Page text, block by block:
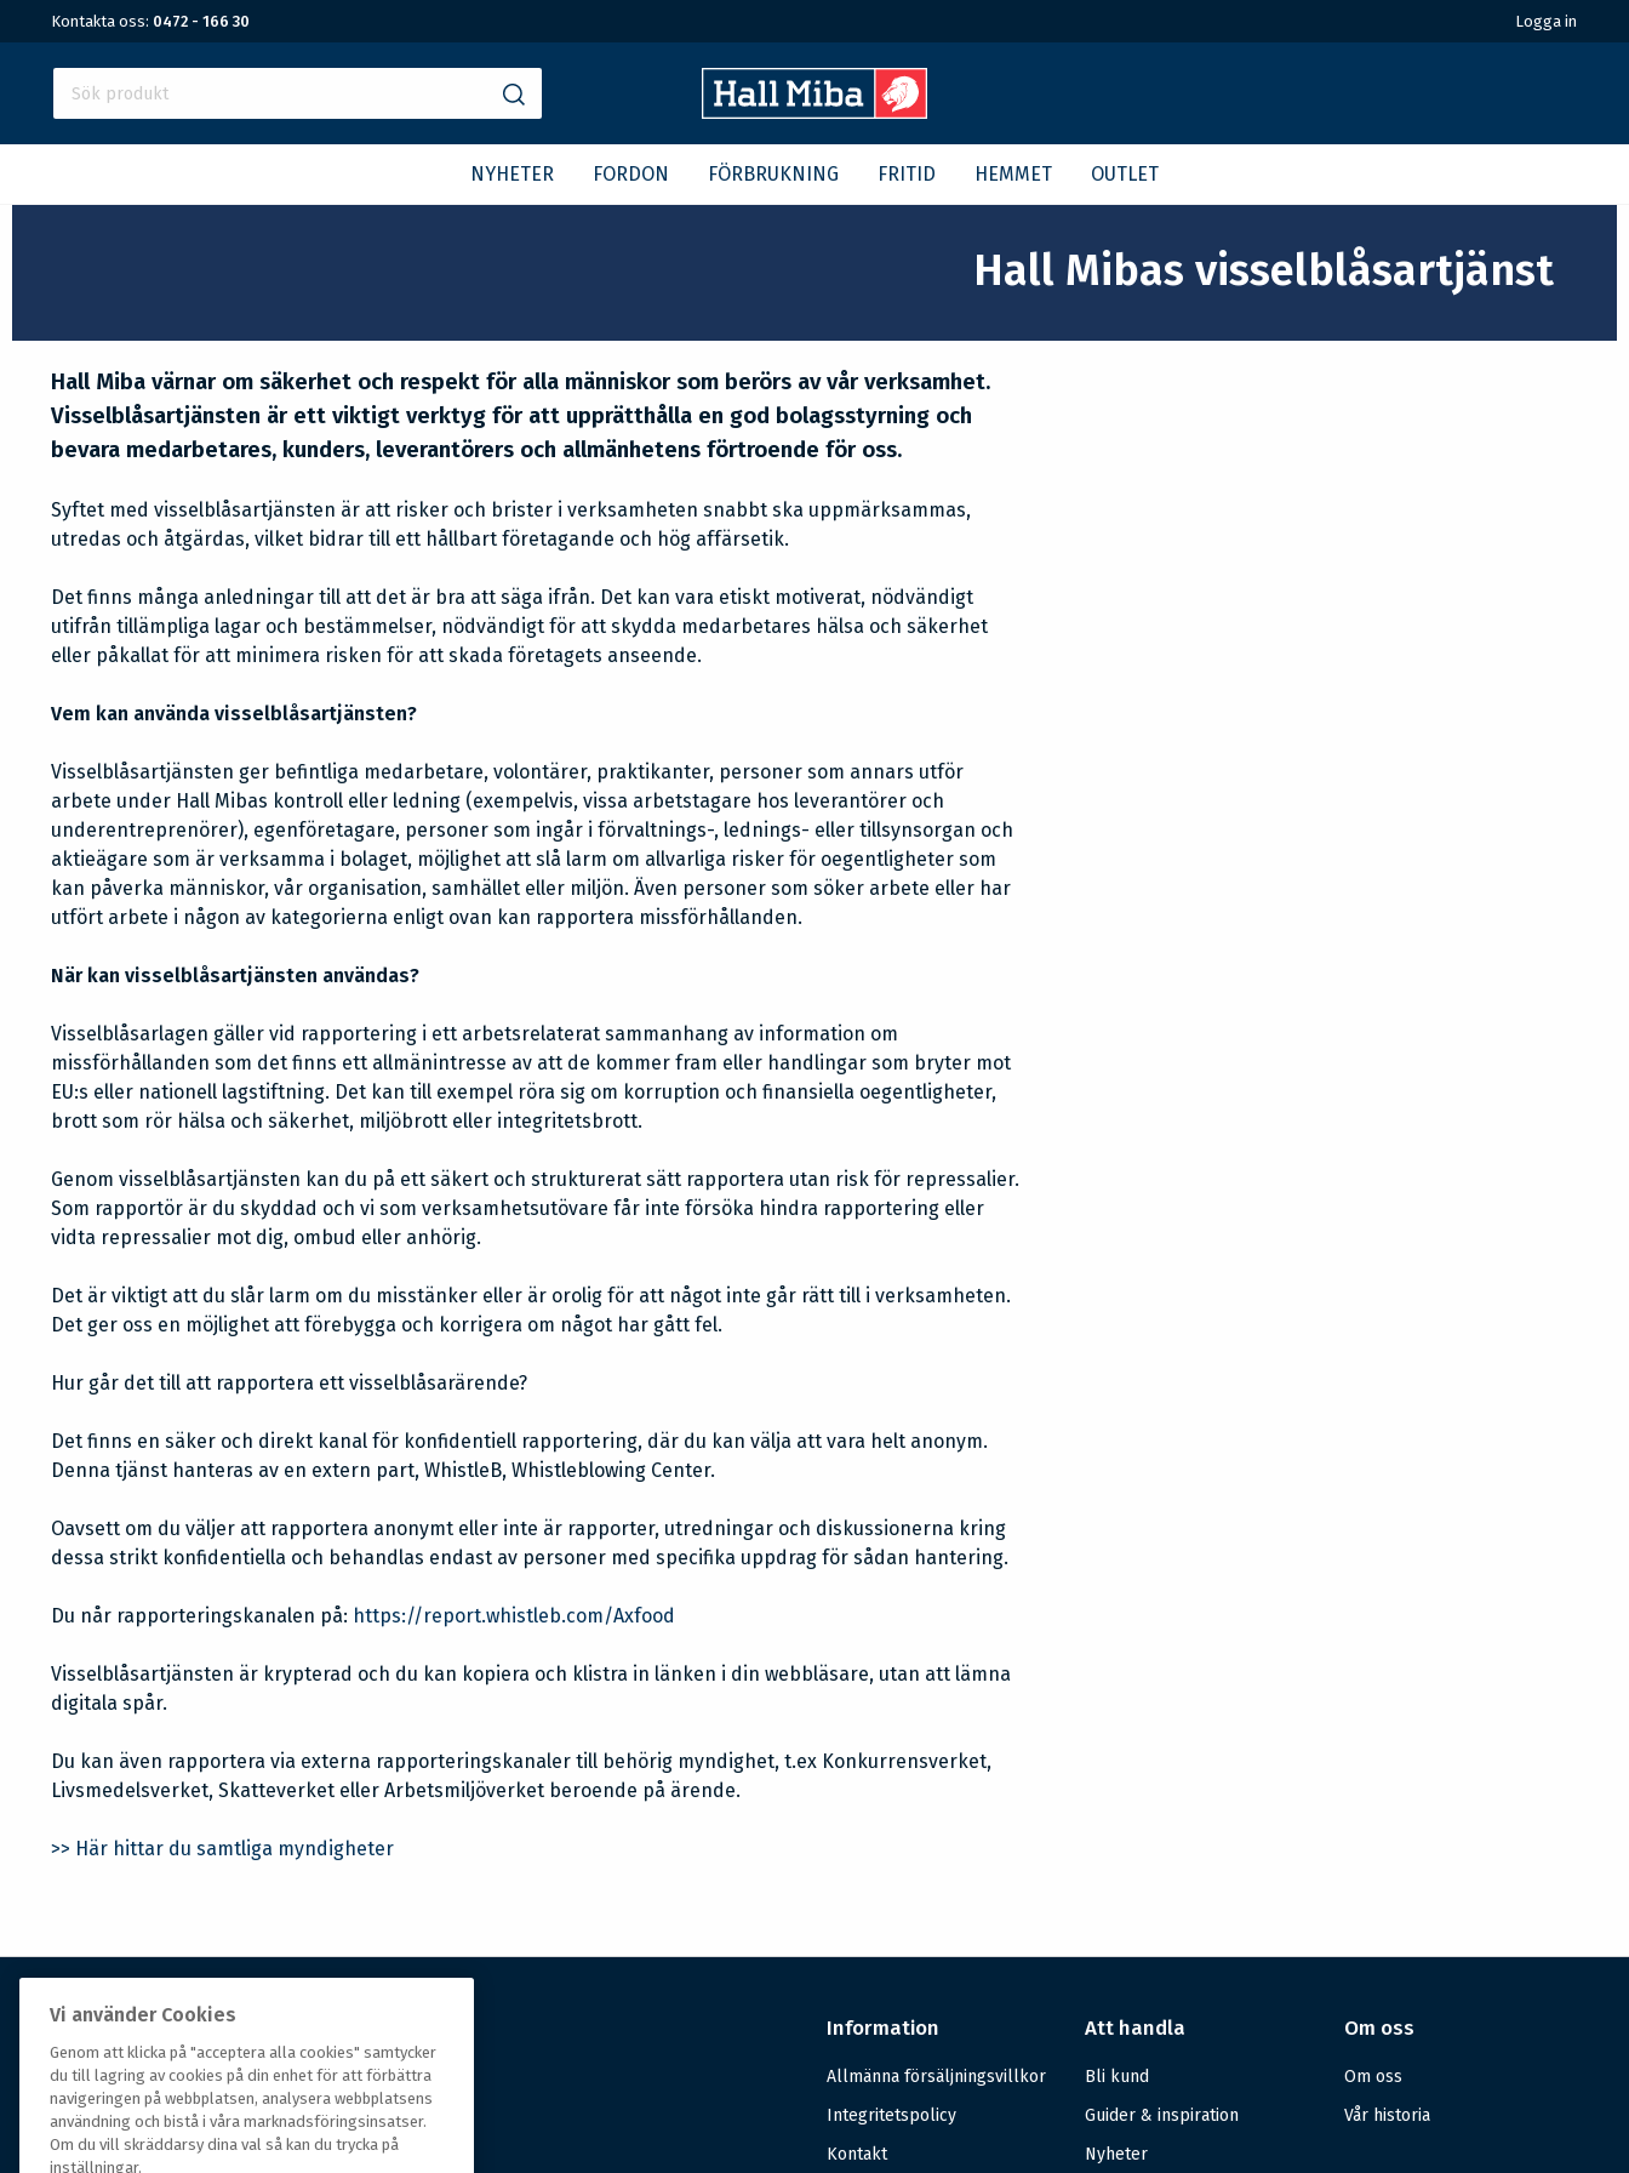
Kontakta oss: 0472 - 166 30 Logga in
NYHETER FORDON FÖRBRUKNING FRITID HEMMET OUTLET
Hall Mibas visselblåsartjänst
Hall Miba värnar om säkerhet och respekt för alla människor som berörs av vår verksamhet.
Visselblåsartjänsten är ett viktigt verktyg för att upprätthålla en god bolagsstyrning och
bevara medarbetares, kunders, leverantörers och allmänhetens förtroende för oss.
Syftet med visselblåsartjänsten är att risker och brister i verksamheten snabbt ska uppmärksammas,
utredas och åtgärdas, vilket bidrar till ett hållbart företagande och hög affärsetik.
Det finns många anledningar till att det är bra att säga ifrån. Det kan vara etiskt motiverat, nödvändigt
utifrån tillämpliga lagar och bestämmelser, nödvändigt för att skydda medarbetares hälsa och säkerhet
eller påkallat för att minimera risken för att skada företagets anseende.
Vem kan använda visselblåsartjänsten?
Visselblåsartjänsten ger befintliga medarbetare, volontärer, praktikanter, personer som annars utför
arbete under Hall Mibas kontroll eller ledning (exempelvis, vissa arbetstagare hos leverantörer och
underentreprenörer), egenföretagare, personer som ingår i förvaltnings-, lednings- eller tillsynsorgan och
aktieägare som är verksamma i bolaget, möjlighet att slå larm om allvarliga risker för oegentligheter som
kan påverka människor, vår organisation, samhället eller miljön. Även personer som söker arbete eller har
utfört arbete i någon av kategorierna enligt ovan kan rapportera missförhållanden.
När kan visselblåsartjänsten användas?
Visselblåsarlagen gäller vid rapportering i ett arbetsrelaterat sammanhang av information om
missförhållanden som det finns ett allmänintresse av att de kommer fram eller handlingar som bryter mot
EU:s eller nationell lagstiftning. Det kan till exempel röra sig om korruption och finansiella oegentligheter,
brott som rör hälsa och säkerhet, miljöbrott eller integritetsbrott.
Genom visselblåsartjänsten kan du på ett säkert och strukturerat sätt rapportera utan risk för repressalier.
Som rapportör är du skyddad och vi som verksamhetsutövare får inte försöka hindra rapportering eller
vidta repressalier mot dig, ombud eller anhörig.
Det är viktigt att du slår larm om du misstänker eller är orolig för att något inte går rätt till i verksamheten.
Det ger oss en möjlighet att förebygga och korrigera om något har gått fel.
Hur går det till att rapportera ett visselblåsarärende?
Det finns en säker och direkt kanal för konfidentiell rapportering, där du kan välja att vara helt anonym.
Denna tjänst hanteras av en extern part, WhistleB, Whistleblowing Center.
Oavsett om du väljer att rapportera anonymt eller inte är rapporter, utredningar och diskussionerna kring
dessa strikt konfidentiella och behandlas endast av personer med specifika uppdrag för sådan hantering.
Du når rapporteringskanalen på: https://report.whistleb.com/Axfood
Visselblåsartjänsten är krypterad och du kan kopiera och klistra in länken i din webbläsare, utan att lämna
digitala spår.
Du kan även rapportera via externa rapporteringskanaler till behörig myndighet, t.ex Konkurrensverket,
Livsmedelsverket, Skatteverket eller Arbetsmiljöverket beroende på ärende.
>> Här hittar du samtliga myndigheter
Om Hall Miba
Hall Miba är grossisten som funnits på marknaden i
över 150 år. Från huvudkontoret i småländska Växjö
styrs hela organisationen, som erbjuder prisvärda
produkter till kunder i rörelse.
Information
Allmänna försäljningsvillkor
Integritetspolicy
Kontakt
Att handla
Bli kund
Guider & inspiration
Nyheter
Om oss
Om oss
Vår historia
Vi använder Cookies
Genom att klicka på "acceptera alla cookies" samtycker
du till lagring av cookies på din enhet för att förbättra
navigeringen på webbplatsen, analysera webbplatsens
användning och bistå i våra marknadsföringsinsatser.
Om du vill skräddarsy dina val så kan du trycka på
inställningar.